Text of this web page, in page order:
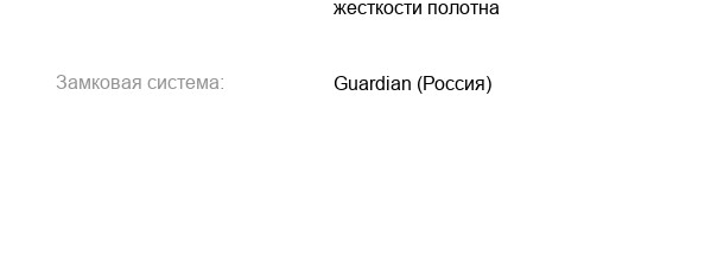
жесткости полотна
Замковая система: Guardian (Россия)